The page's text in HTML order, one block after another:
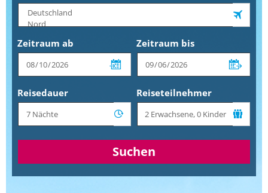
Zeitraum ab Zeitraum bis
Reisedauer Reiseteilnehmer
Suchen